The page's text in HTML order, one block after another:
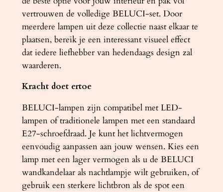
vertrouwen de volledige BELUCI-set. Door
meerdere lampen uit deze collectie naast elkaar te
plaatsen, bereik je een interessant visueel effect
dat iedere liefhebber van hedendaags design zal
waarderen.
Kracht doet ertoe
BELUCI-lampen zijn compatibel met LED-
lampen of traditionele lampen met een standaard
E27-schroefdraad. Je kunt het lichtvermogen
eenvoudig aanpassen aan jouw wensen. Kies een
lamp met een lager vermogen als u de BELUCI
wandkandelaar als nachtlampje wilt gebruiken, of
gebruik een sterkere lichtbron als de spot een